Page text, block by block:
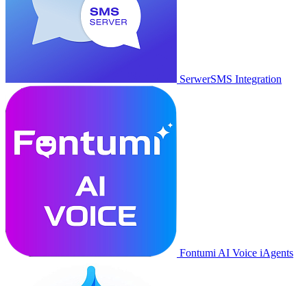
SerwerSMS Integration
Fontumi AI Voice iAgents